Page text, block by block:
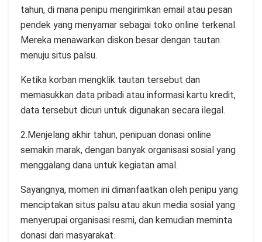
tahun, di mana penipu mengirimkan email atau pesan
pendek yang menyamar sebagai toko online terkenal.
Mereka menawarkan diskon besar dengan tautan
menuju situs palsu.
Ketika korban mengklik tautan tersebut dan
memasukkan data pribadi atau informasi kartu kredit,
data tersebut dicuri untuk digunakan secara ilegal.
2.Menjelang akhir tahun, penipuan donasi online
semakin marak, dengan banyak organisasi sosial yang
menggalang dana untuk kegiatan amal.
Sayangnya, momen ini dimanfaatkan oleh penipu yang
menciptakan situs palsu atau akun media sosial yang
menyerupai organisasi resmi, dan kemudian meminta
donasi dari masyarakat.